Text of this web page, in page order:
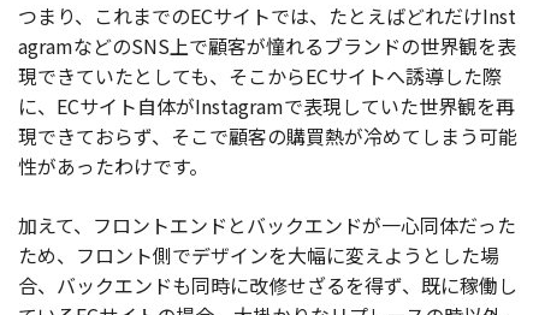
つまり、これまでのECサイトでは、たとえばどれだけInst
agramなどのSNS上で顧客が憧れるブランドの世界観を表
現できていたとしても、そこからECサイトへ誘導した際
に、ECサイト自体がInstagramで表現していた世界観を再
現できておらず、そこで顧客の購買熱が冷めてしまう可能
性があったわけです。
加えて、フロントエンドとバックエンドが一心同体だった
ため、フロント側でデザインを大幅に変えようとした場
合、バックエンドも同時に改修せざるを得ず、既に稼働し